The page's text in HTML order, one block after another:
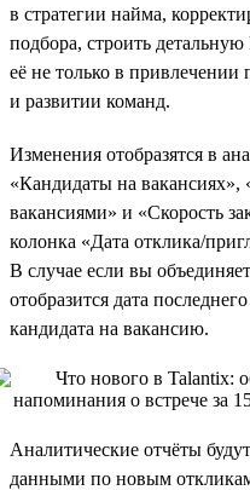
в стратегии найма,
подбора, строить
её не только в
и развитии команд.
Изменения отобразятся в
«Кандидаты на вакансиях»,
вакансиями» и «Скорость
колонка «Дата отклика/
В случае если вы
отобразится дата
кандидата на вакансию.
Аналитические отчёты
данными по новым